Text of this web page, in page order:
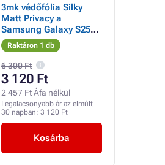
3mk védőfólia Silky
Matt Privacy a
Samsung Galaxy S25
Ultra számára
Raktáron 1 db
6 300 Ft
3 120 Ft
2 457 Ft Áfa nélkül
Legalacsonyabb ár az elmúlt
30 napban: 3 120 Ft
Kosárba